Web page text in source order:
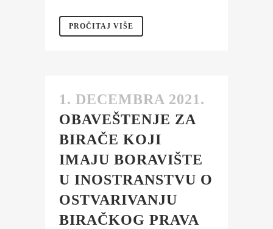
PROČITAJ VIŠE
1. DECEMBRA 2021.
OBAVEŠTENJE ZA
BIRAČE KOJI
IMAJU BORAVIŠTE
U INOSTRANSTVU O
OSTVARIVANJU
BIRAČKOG PRAVA